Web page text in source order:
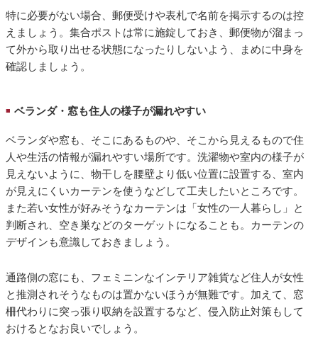
特に必要がない場合、郵便受けや表札で名前を掲示するのは控
えましょう。集合ポストは常に施錠しておき、郵便物が溜まっ
て外から取り出せる状態になったりしないよう、まめに中身を
確認しましょう。
■ ベランダ・窓も住人の様子が漏れやすい
ベランダや窓も、そこにあるものや、そこから見えるもので住
人や生活の情報が漏れやすい場所です。洗濯物や室内の様子が
見えないように、物干しを腰壁より低い位置に設置する、室内
が見えにくいカーテンを使うなどして工夫したいところです。
また若い女性が好みそうなカーテンは「女性の一人暮らし」と
判断され、空き巣などのターゲットになることも。カーテンの
デザインも意識しておきましょう。
通路側の窓にも、フェミニンなインテリア雑貨など住人が女性
と推測されそうなものは置かないほうが無難です。加えて、窓
柵代わりに突っ張り収納を設置するなど、侵入防止対策もして
おけるとなお良いでしょう。